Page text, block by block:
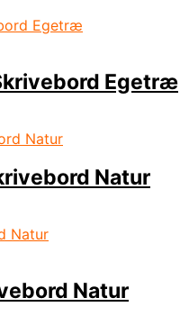
Egetræ
kr..
Natur
Natur